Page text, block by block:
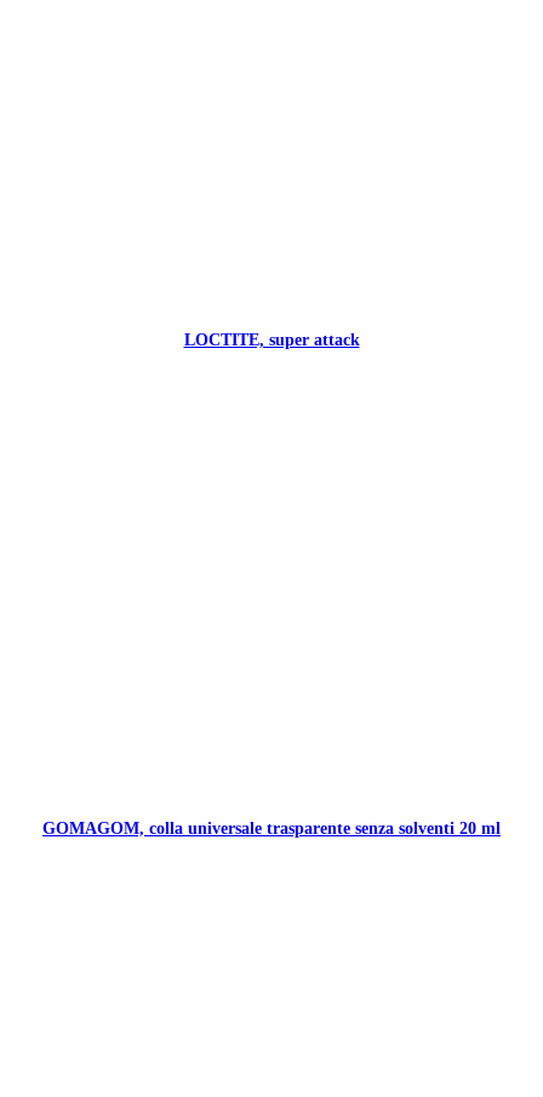
LOCTITE, super attack
GOMAGOM, colla universale trasparente senza solventi 20 ml